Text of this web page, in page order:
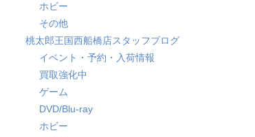
ホビー
その他
桃太郎王国西船橋店スタッフブログ
イベント・予約・入荷情報
買取強化中
ゲーム
DVD/Blu-ray
ホビー